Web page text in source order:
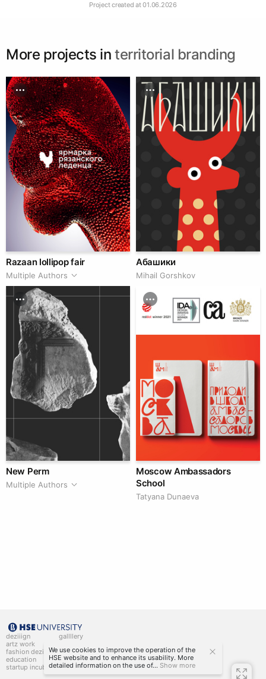
Project created at01.06.2026
More projects in territorial branding
Razaan lollipop fair
Multiple Authors
Абашики
Mihail Gorshkov
New Perm
Multiple Authors
Moscow Ambassadors
School
Tatyana Dunaeva
deziiign
artz work
fashion deziiign
education
startup incubator
gallllery
kiiids.art
We use cookies to improve the operation of the
HSE website and to enhance its usability. More
detailed information on the use of... Show more